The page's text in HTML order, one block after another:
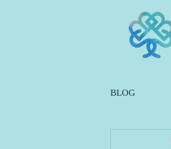
BLOG